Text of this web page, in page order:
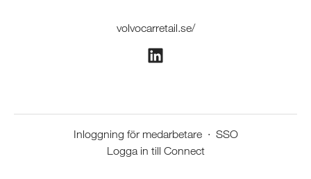
volvocarretail.se/
Inloggning för medarbetare · SSO
Logga in till Connect